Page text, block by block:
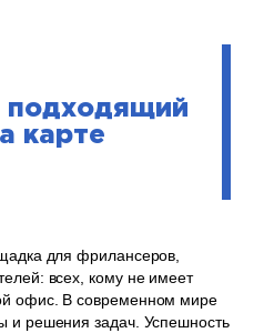
подходящий
карте
для фрилансеров,
всех, кому не имеет
офис. В современном мире
и решения задач. Успешность